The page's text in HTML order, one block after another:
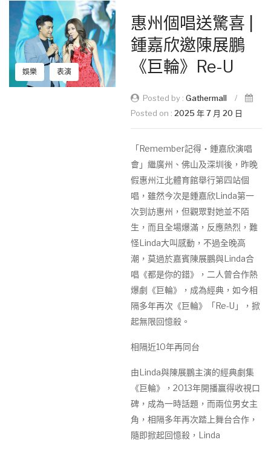
娛樂 表演
惠州個唱送驚喜 |
鍾嘉欣邀陳展鵬
《巨輪》Re-U
Posted by : Gathermall
/
Posted on : 2025 年 7 月 20 日
「Remember記得‧鍾嘉欣演唱
會」繼廣州、佛山及深圳後，昨晚
假惠州江北體育館舉行第四站個
唱，雖然今次是鍾嘉欣Linda第一
次到訪惠州，但觀眾對她並不陌
生，而且全場爆滿，反應熱烈，難
怪Linda大叫感動，不過全晚高
潮，莫過於嘉賓陳展鵬與Linda合
唱《都是你的錯》，二人曾合作熱
爆劇《巨輪》，成為經典，如今相
隔多年再次《巨輪》「Re-U」，掀
起無限回憶殺。
相隔近10年再同台
由Linda與陳展鵬主演的經典劇集
《巨輪》，2013年開播贏得收視口
碑，成為一時話題，而兩位男女主
角，相隔多年再次踏上舞台合作，
隨即掀起回憶殺，Linda